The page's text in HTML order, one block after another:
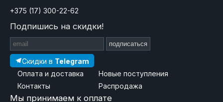
+375 (17) 300-22-62
Подпишись на скидки!
подписаться
Скидки в Telegram
Оплата и доставка
Контакты
Новые поступления
Распродажа
Мы принимаем к оплате